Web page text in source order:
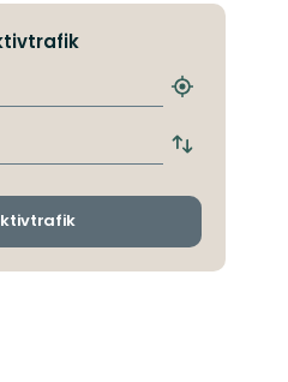
Hitta
hållplats
Byt
och